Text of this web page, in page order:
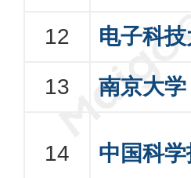
电子科
南京大学
中国科